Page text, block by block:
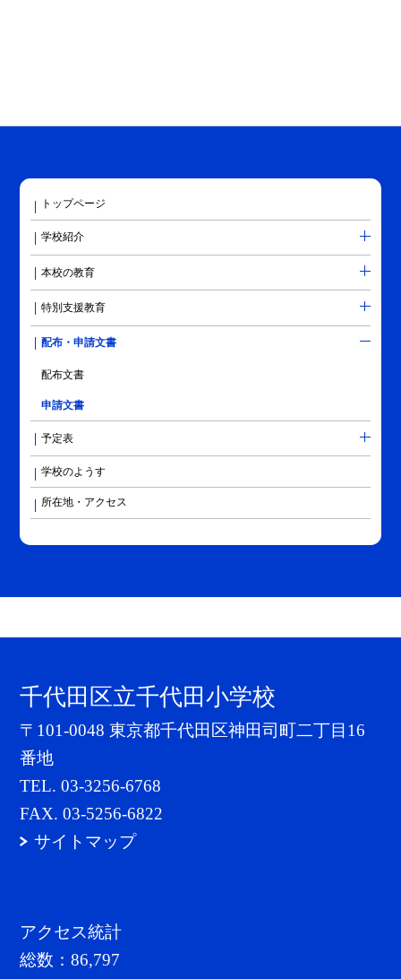
トップページ
学校紹介
本校の教育
特別支援教育
配布・申請文書
配布文書
申請文書
予定表
学校のようす
所在地・アクセス
千代田区立千代田小学校
〒101-0048 東京都千代田区神田司町二丁目16
番地
TEL.03-3256-6768
FAX. 03-5256-6822
サイトマップ
アクセス統計
総数：86,797